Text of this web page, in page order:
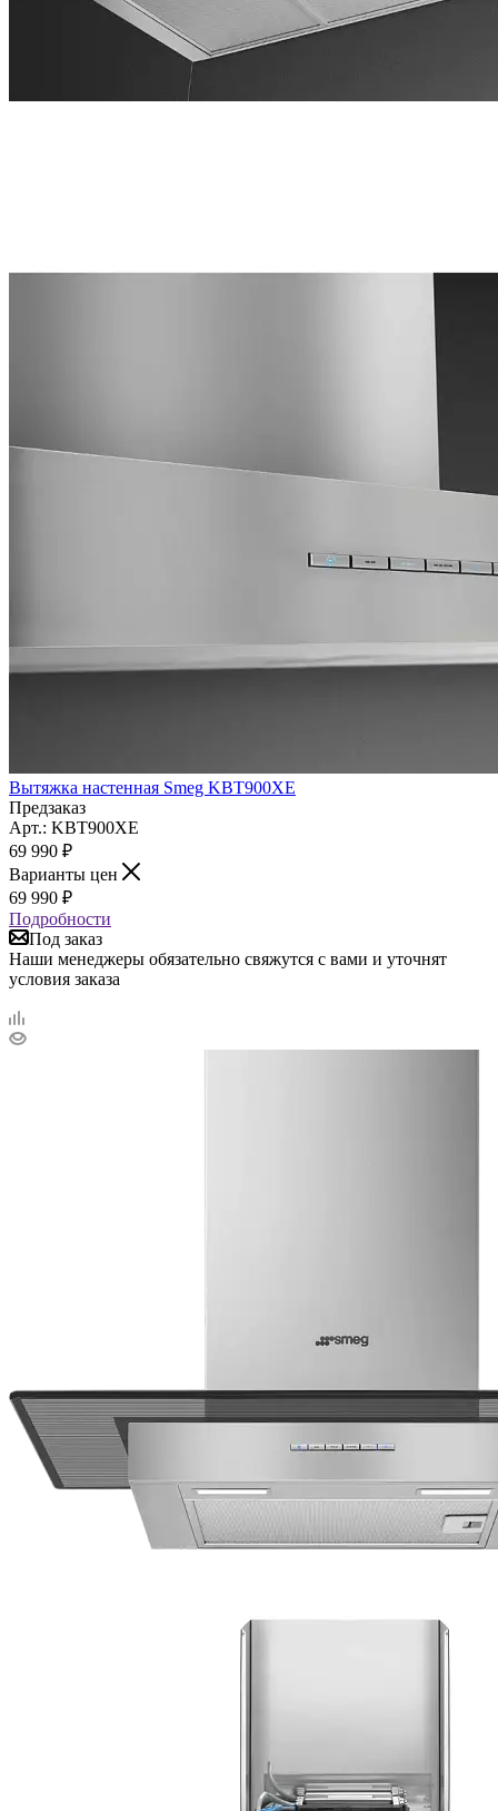
Вытяжка настенная Smeg KBT900XE
Предзаказ
Арт.: KBT900XE
69 990 ₽
Варианты цен
69 990 ₽
Подробности
Под заказ
Наши менеджеры обязательно свяжутся с вами и уточнят
условия заказа